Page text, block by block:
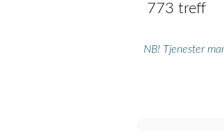
773 treff
NB! Tjenester